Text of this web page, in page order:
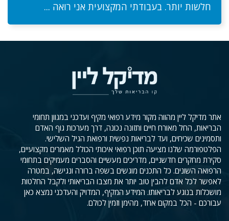
חלשות יותר. בעבודתי המקצועית אני רואה ...
אתר מדיקל ליין מהווה מקור מידע רפואי מקיף ועדכני במגוון תחומי
הבריאות, החל מאורח חיים ותזונה נכונה, דרך מערכות גוף האדם
ותסמינים שכיחים, ועד לבריאות נפשית ורפואת הגיל השלישי.
הפלטפורמה שלנו מציעה תוכן רפואי איכותי הכולל מאמרים מקצועיים,
סקירת מחקרים חדשניים, מדריכים מעשיים והסברים מעמיקים בתחומי
הרפואה השונים. כל התכנים מוגשים בשפה ברורה ונגישה, במטרה
לאפשר לכל אדם להבין טוב יותר את מצבו הבריאותי ולקבל החלטות
מושכלות בנוגע לבריאותו. המידע המקיף, המדויק והעדכני נמצא כאן
עבורכם - הכל במקום אחד, מהימן וזמין לכולם.